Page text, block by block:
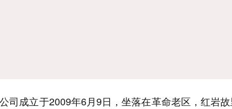
成立于2009年6月9日，坐落在革命老区，红岩